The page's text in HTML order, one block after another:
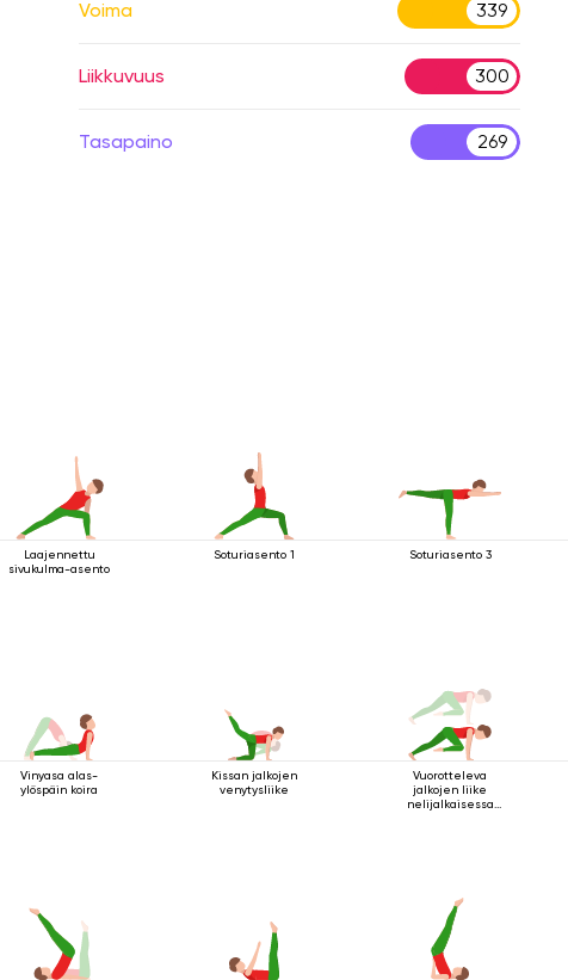
Voima 339
Liikkuvuus 300
Tasapaino 269
Laajennettu
sivukulma-asento
Soturiasento 1 Soturiasento 3
Vinyasa alas-
ylöspäin koira
Kissan jalkojen
venytysliike
Vuorotteleva
jalkojen liike
nelijalkaisessa